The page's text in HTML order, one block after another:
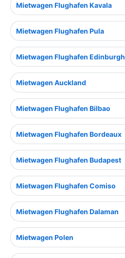
Mietwagen Flughafen Kavala
Mietwagen Flughafen Pula
Mietwagen Flughafen Edinburgh
Mietwagen Auckland
Mietwagen Flughafen Bilbao
Mietwagen Flughafen Bordeaux
Mietwagen Flughafen Budapest
Mietwagen Flughafen Comiso
Mietwagen Flughafen Dalaman
Mietwagen Polen